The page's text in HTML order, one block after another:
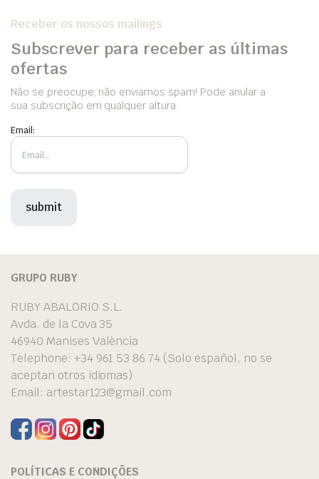
Receber os nossos mailings
Subscrever para receber as últimas
ofertas
Não se preocupe, não enviamos spam! Pode anular a
sua subscrição em qualquer altura.
Email:
GRUPO RUBY
RUBY ABALORIO S.L.
Avda. de la Cova 35
46940 Manises València
Telephone: +34 961 53 86 74 (Solo español, no se
aceptan otros idiomas)
Email: artestar123@gmail.com
POLÍTICAS E CONDIÇÕES